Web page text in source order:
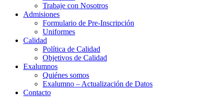
Trabaje con Nosotros
Admisiones
Formulario de Pre-Inscripción
Uniformes
Calidad
Política de Calidad
Objetivos de Calidad
Exalumnos
Quiénes somos
Exalumno – Actualización de Datos
Contacto